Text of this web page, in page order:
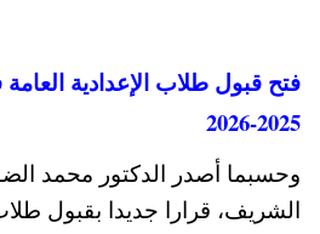
فتح قبول طلاب الإعدادية العامة
2025-2026
وحسبما أصدر الدكتور محمد
الشريف، قرارا جديدا بقبول